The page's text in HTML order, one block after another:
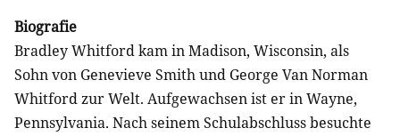
Biografie
Bradley Whitford kam in Madison, Wisconsin, als
Sohn von Genevieve Smith und George Van Norman
Whitford zur Welt. Aufgewachsen ist er in Wayne,
Pennsylvania. Nach seinem Schulabschluss besuchte